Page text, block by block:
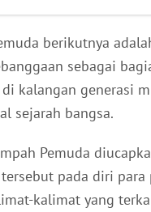
berikutnya
sebagai
kalangan generasi
sejarah bangsa.
Pemuda
pada diri para
kalimat yang